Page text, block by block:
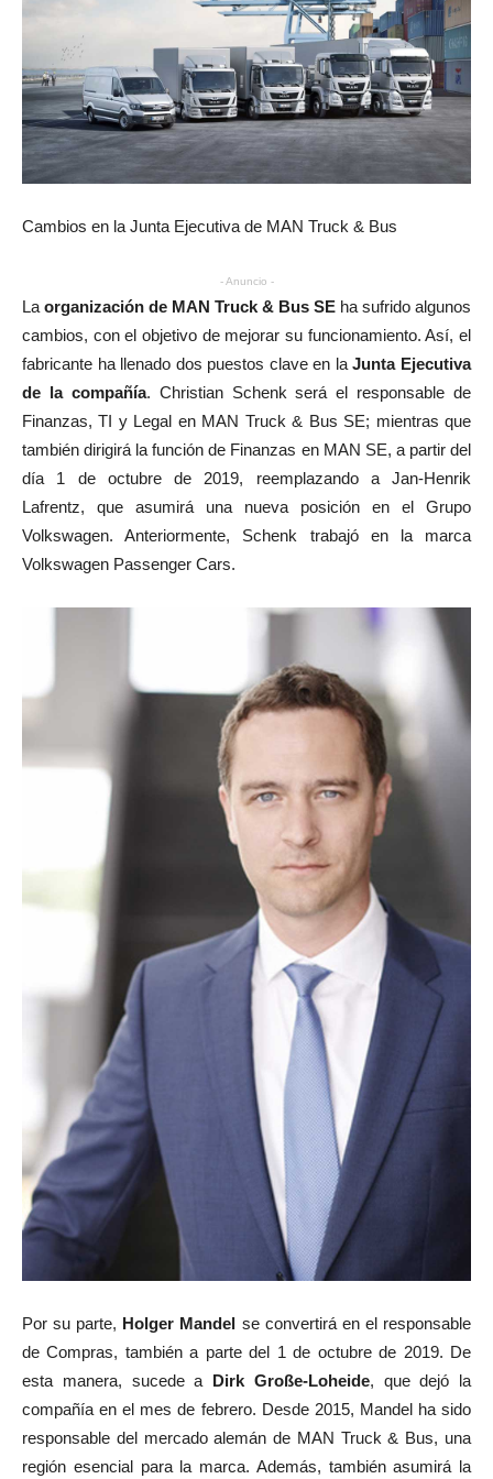
Cambios en la Junta Ejecutiva de MAN Truck & Bus
- Anuncio -
La organización de MAN Truck & Bus SE ha sufrido algunos
cambios, con el objetivo de mejorar su funcionamiento. Así, el
fabricante ha llenado dos puestos clave en laJunta Ejecutiva
de la compañía. Christian Schenk será el responsable de
Finanzas, TI y Legal en MAN Truck & Bus SE; mientras que
también dirigirá la función de Finanzas en MAN SE, a partir del
día 1 de octubre de 2019, reemplazando a Jan-Henrik
Lafrentz, que asumirá una nueva posición en el Grupo
Volkswagen. Anteriormente, Schenk trabajó en la marca
Volkswagen Passenger Cars.
Por su parte, Holger Mandel se convertirá en el responsable
de Compras, también a parte del 1 de octubre de 2019. De
esta manera, sucede a Dirk Große-Loheide, que dejó la
compañía en el mes de febrero. Desde 2015, Mandel ha sido
responsable del mercado alemán de MAN Truck & Bus, una
región esencial para la marca. Además, también asumirá la